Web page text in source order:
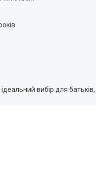
вибір для